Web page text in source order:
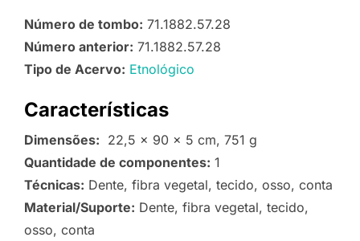
Número de tombo: 71.1882.57.28
Número anterior: 71.1882.57.28
Tipo de Acervo: Etnológico
Características
Dimensões: 22,5 x 90 x 5 cm, 751 g
Quantidade de componentes: 1
Técnicas: Dente, fibra vegetal, tecido, osso, conta
Material/Suporte: Dente, fibra vegetal, tecido,
osso, conta